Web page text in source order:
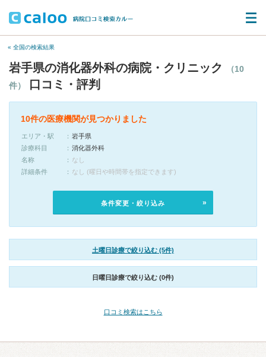
« 全国の検索結果
岩手県の消化器外科の病院・クリニック
（10
件）
口コミ・評判
10件の医療機関が見つかりました
エリア・駅
岩手県
診療科目
消化器外科
名称
なし
詳細条件
なし (曜日や時間帯を指定できます)
条件変更・絞り込み
土曜日診療で絞り込む (5件)
日曜日診療で絞り込む (0件)
口コミ検索はこちら